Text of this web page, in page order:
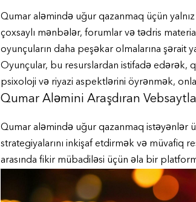
Qumar aləmində uğur qazanmaq üçün
çoxsaylı mənbələr, forumlar və tədris
oyunçuların daha peşəkar olmalarına şərait
Oyunçular, bu resurslardan istifadə edərək,
psixoloji və riyazi aspektlərini öyrənmək,
Qumar Aləmini Araşdıran
Qumar aləmində uğur qazanmaq istəyənlər
strategiyalarını inkişaf etdirmək və müvafiq
arasında fikir mübadiləsi üçün əla bir